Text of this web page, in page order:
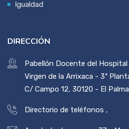
Igualdad
DIRECCIÓN
Pabellón Docente del
Virgen de la Arrixaca - 3ª
C/ Campo 12, 30120 - El
Directorio de teléfonos ,